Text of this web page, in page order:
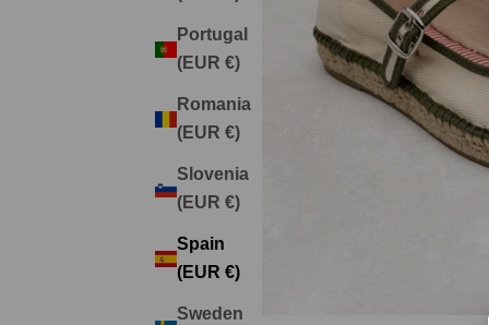
Portugal
(EUR €)
Romania
(EUR €)
Slovenia
(EUR €)
Spain
(EUR €)
Sweden